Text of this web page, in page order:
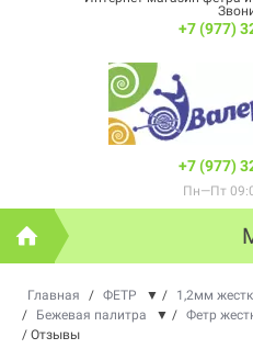
+7 (977)
+7 (977)
Пн—Пт
Главная / ФЕТР ▼ / 1,2мм
/
Бежевая палитра ▼ / Фетр
/ Отзывы